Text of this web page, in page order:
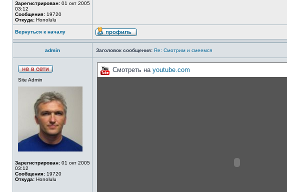
Зарегистрирован: 01 окт 2005
03:12
Сообщения: 19720
Откуда: Honolulu
Вернуться к началу
admin Заголовок сообщения: Re: Смотрим и смеемся
Site Admin
Зарегистрирован: 01 окт 2005
03:12
Сообщения: 19720
Откуда: Honolulu
Смотреть на youtube.com